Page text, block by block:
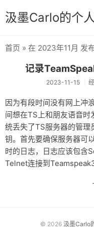
汲墨Carlo的个
首页 » 在 2023年11月 发
记录
2023-11-15
因为有段时间没有网上冲
间想在TS上和朋友语音时
统丢失了TS服务器的管理
钥。首先要确保服务器可
时的日志，日志应该包含
Telnet连接到
© 2026 汲墨Carlo